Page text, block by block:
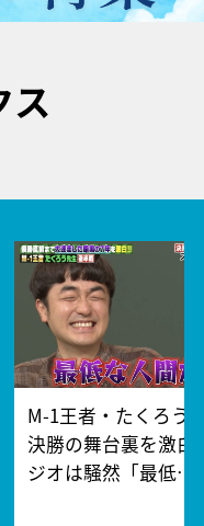
ス
M-1王者・たくろう
決勝の舞台裏を激
ジオは騒然「最低…